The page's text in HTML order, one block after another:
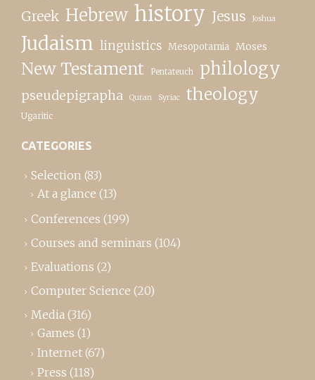
Greek Hebrew history Jesus Joshua
Judaism linguistics Mesopotamia Moses
New Testament Pentateuch philology
pseudepigrapha Quran Syriac theology
Ugaritic
CATEGORIES
Selection (83)
At a glance (13)
Conferences (199)
Courses and seminars (104)
Evaluations (2)
Computer Science (20)
Media (316)
Games (1)
Internet (67)
Press (118)